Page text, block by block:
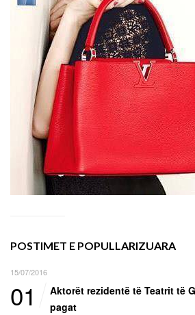
POSTIMET E POPULLARIZUARA
15/07/2016
01
Aktorët rezidentë të Teatrit të
pagat